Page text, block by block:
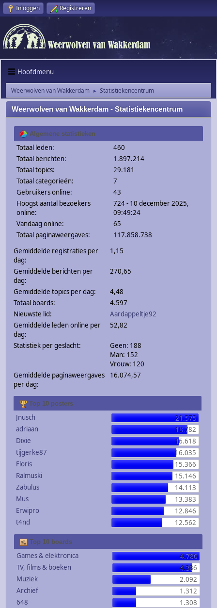
Inloggen Registreren
Hoofdmenu
Weerwolven van Wakkerdam ► Statistiekencentrum
Weerwolven van Wakkerdam - Statistiekencentrum
Algemene statistieken
Totaal leden:
460
Totaal berichten:
1.897.214
Totaal topics:
29.181
Totaal categorieën:
7
Gebruikers online:
43
Hoogst aantal bezoekers
online:
724 - 10 december 2025,
09:49:24
Vandaag online:
65
Totaal paginaweergaves:
117.858.738
Gemiddelde registraties per
dag:
1,15
Gemiddelde berichten per
dag:
270,65
Gemiddelde topics per dag:
4,48
Totaal boards:
4.597
Nieuwste lid:
Aardappeltje92
Gemiddelde leden online per
dag:
52,82
Statistiek per geslacht:
Geen: 188
Man: 152
Vrouw: 120
Gemiddelde paginaweergaves
per dag:
16.074,57
Top 10 posters
Jnusch
21.575
adriaan
18.782
Dixie
16.618
tijgerke87
16.035
Floris
15.366
Ralmuski
15.146
Zabulus
14.113
Mus
13.383
Erwipro
12.846
t4nd
12.562
Top 10 boards
Games & elektronica
4.780
TV, films & boeken
4.386
Muziek
2.092
Archief
1.312
648
1.308